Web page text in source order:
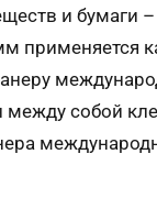
и бумаги
применяется
между собой